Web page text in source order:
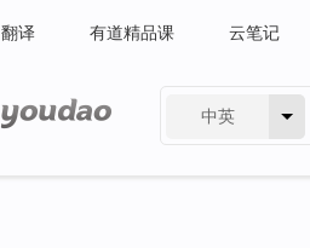
翻译 有道精品课 云笔记
中英